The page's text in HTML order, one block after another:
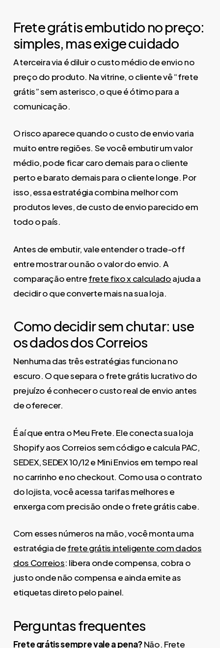
Frete grátis embutido no preço:
simples, mas exige cuidado
A terceira via é diluir o custo médio de envio no
preço do produto. Na vitrine, o cliente vê “frete
grátis” sem asterisco, o que é ótimo para a
comunicação.
O risco aparece quando o custo de envio varia
muito entre regiões. Se você embutir um valor
médio, pode ficar caro demais para o cliente
perto e barato demais para o cliente longe. Por
isso, essa estratégia combina melhor com
produtos leves, de custo de envio parecido em
todo o país.
Antes de embutir, vale entender o trade-off
entre mostrar ou não o valor do envio. A
comparação entrefrete fixo x calculadoajuda a
decidir o que converte mais na sua loja.
Como decidir sem chutar: use
os dados dos Correios
Nenhuma das três estratégias funciona no
escuro. O que separa o frete grátis lucrativo do
prejuízo é conhecer o custo real de envio antes
de oferecer.
É aí que entra o Meu Frete. Ele conecta sua loja
Shopify aos Correios sem código e calcula PAC,
SEDEX, SEDEX 10/12 e Mini Envios em tempo real
no carrinho e no checkout. Como usa o contrato
do lojista, você acessa tarifas melhores e
enxerga com precisão onde o frete grátis cabe.
Com esses números na mão, você monta uma
estratégia defrete grátis inteligente com dados
dos Correios: libera onde compensa, cobra o
justo onde não compensa e ainda emite as
etiquetas direto pelo painel.
Perguntas frequentes
Frete grátis sempre vale a pena?Não. Frete